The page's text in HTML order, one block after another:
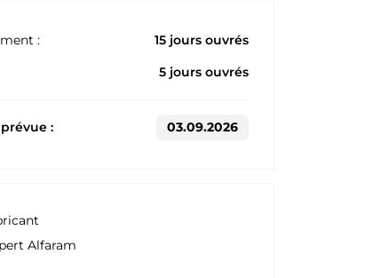
: 15 jours ouvrés
5 jours ouvrés
: 03.09.2026
Alfaram